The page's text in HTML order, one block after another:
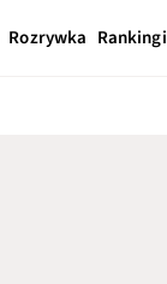
Rozrywka Rankingi